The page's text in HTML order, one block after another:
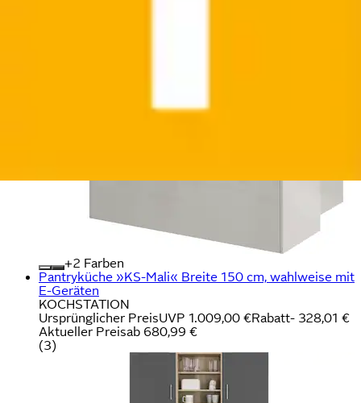
+
Farben
Pantryküche »KS-Mali« Breite 150 cm, wahlweise mit
E-Geräten
KOCHSTATION
Ursprünglicher PreisUVP 1.009,00 €Rabatt- 328,01 €
Aktueller Preisab 680,99 €
(3)